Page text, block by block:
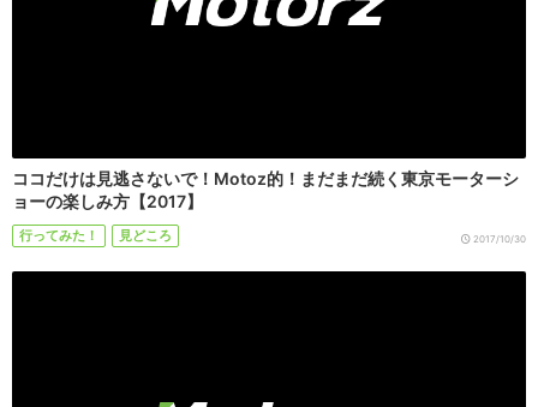
ココだけは見逃さないで！Motoz的！まだまだ続く東京モーターシ
ョーの楽しみ方【2017】
行ってみた！ 見どころ 2017/10/30